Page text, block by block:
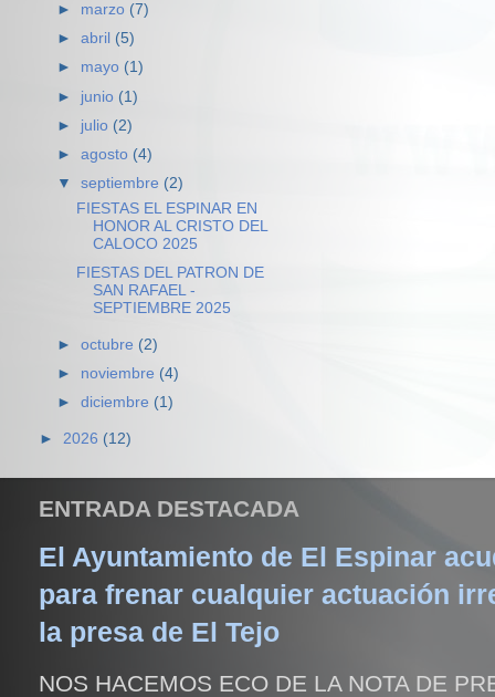
► marzo (7)
►abril (5)
► mayo (1)
► junio (1)
► julio (2)
►agosto (4)
▼septiembre (2)
FIESTAS EL ESPINAR EN
HONOR AL CRISTO DEL
CALOCO 2025
FIESTAS DEL PATRON DE
SAN RAFAEL -
SEPTIEMBRE 2025
►octubre (2)
► noviembre (4)
►diciembre (1)
► 2026 (12)
ENTRADA DESTACADA
El Ayuntamiento de El Espinar
para frenar cualquier actuación
la presa de El Tejo
NOS HACEMOS ECO DE LA NOTA DE